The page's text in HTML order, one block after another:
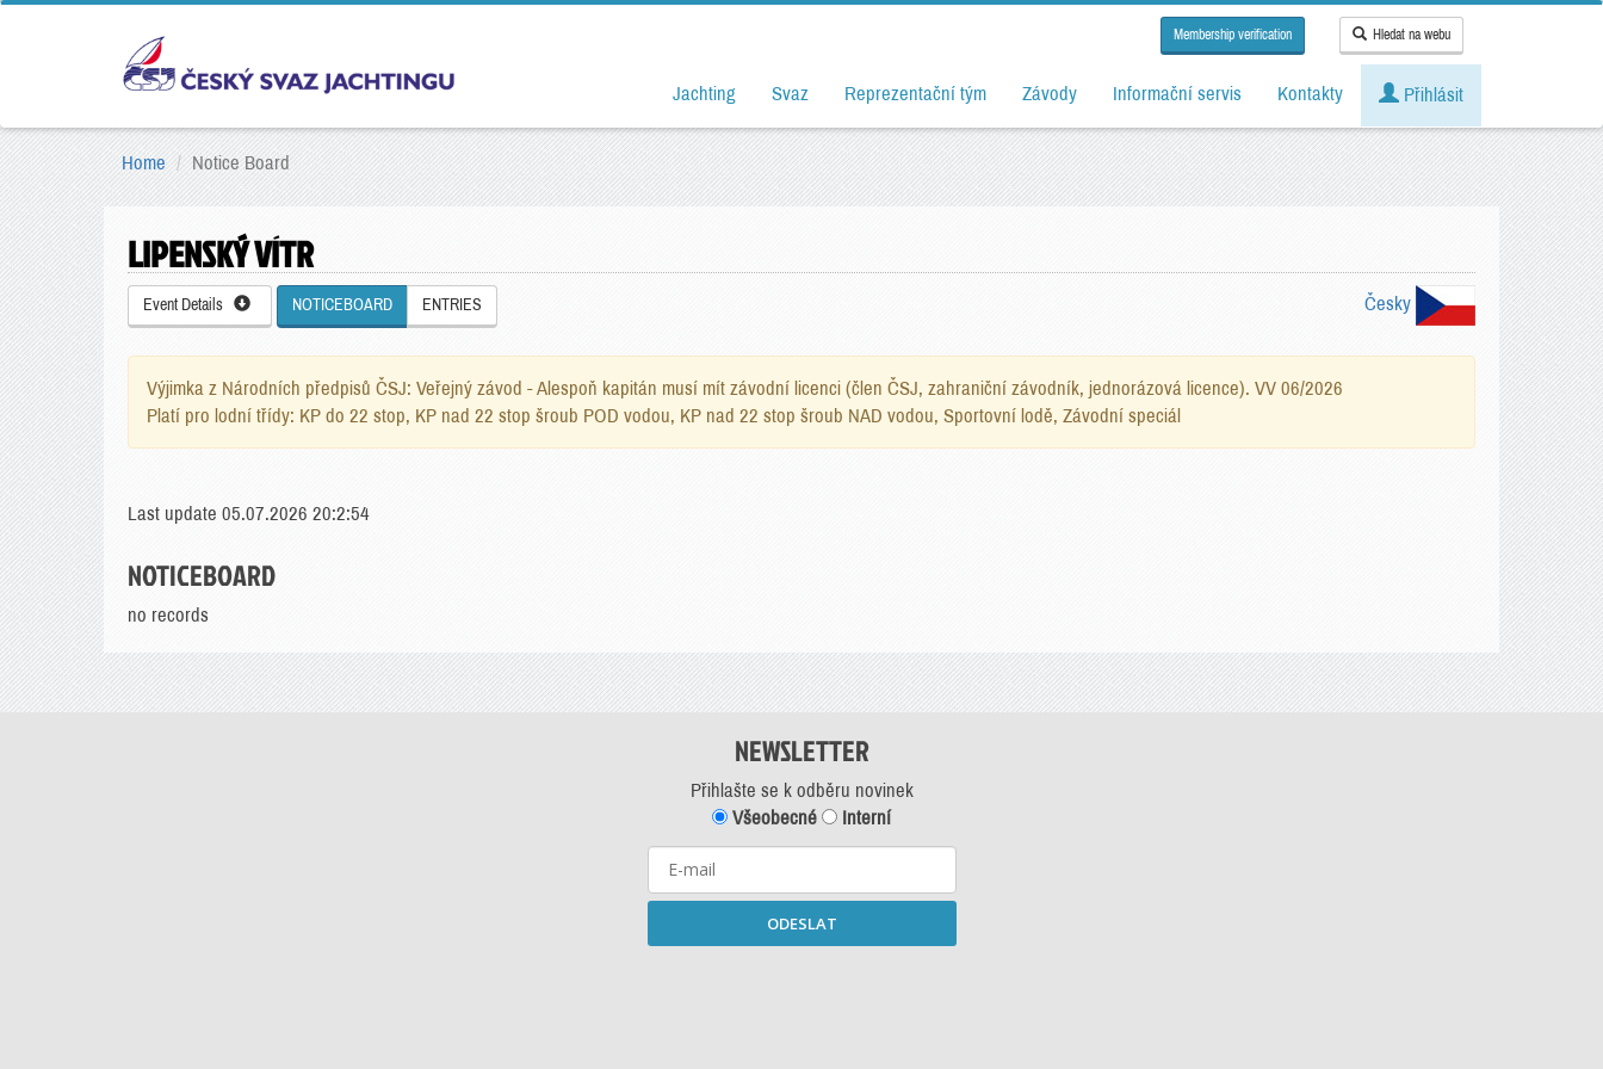
Membership verification Hledat na webu
Jachting Svaz Reprezentační tým Závody Informační servis Kontakty Přihlásit
Home Notice Board
LIPENSKÝ VÍTR
Event Details NOTICEBOARD ENTRIES Česky
Výjimka z Národních předpisů ČSJ: Veřejný závod - Alespoň kapitán musí mít závodní licenci (člen ČSJ, zahraniční závodník, jednorázová licence). VV 06/2026
Platí pro lodní třídy: KP do 22 stop, KP nad 22 stop šroub POD vodou, KP nad 22 stop šroub NAD vodou, Sportovní lodě, Závodní speciál
Last update 05.07.2026 20:2:54
NOTICEBOARD
no records
NEWSLETTER
Přihlašte se k odběru novinek
Všeobecné
Interní
ODESLAT